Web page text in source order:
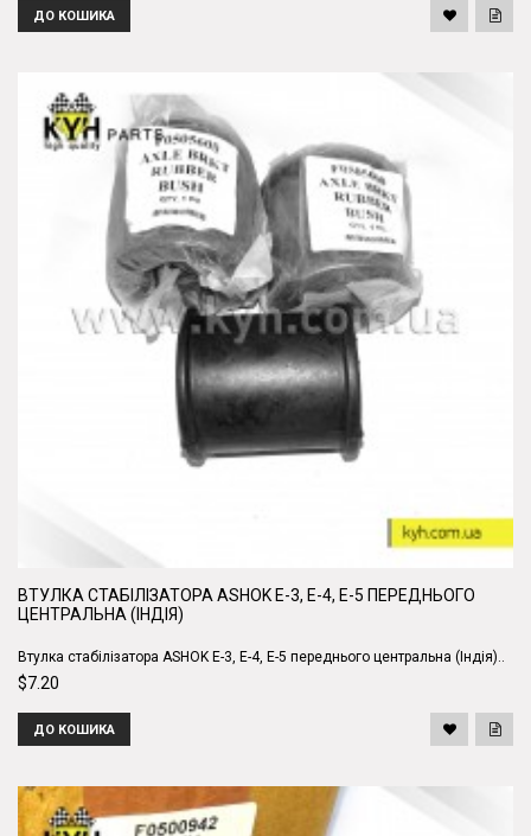
ДО КОШИКА
ВТУЛКА СТАБІЛІЗАТОРА ASHOK Е-3, Е-4, Е-5 ПЕРЕДНЬОГО
ЦЕНТРАЛЬНА (ІНДІЯ)
Втулка стабілізатора ASHOK Е-3, Е-4, Е-5 переднього центральна (Індія)..
$7.20
ДО КОШИКА